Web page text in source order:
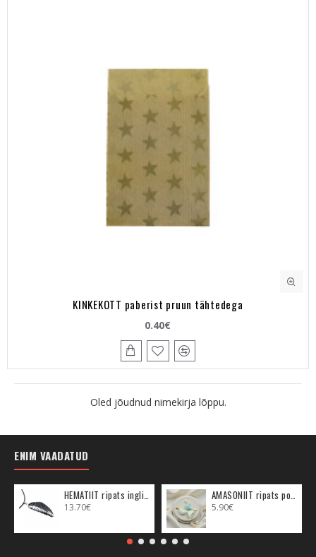
KINKEKOTT paberist pruun tähtedega
0.40€
Oled jõudnud nimekirja lõppu.
ENIM VAADATUD
13.70€ 5.90€